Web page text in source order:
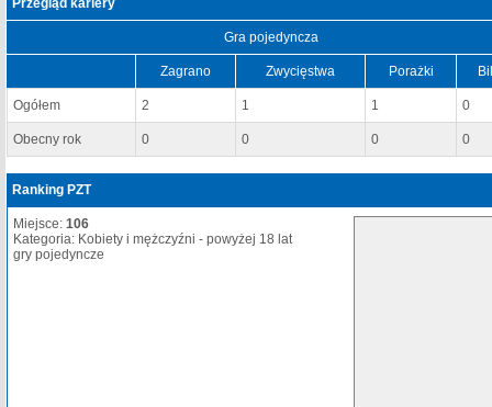
Przegląd kariery
Gra pojedyncza
Zagrano Zwycięstwa Porażki
Ogółem 2 1 1 0
Obecny rok 0 0 0 0
Ranking PZT
Miejsce: 106
Kategoria: Kobiety i mężczyźni - powyżej 18 lat
gry pojedyncze